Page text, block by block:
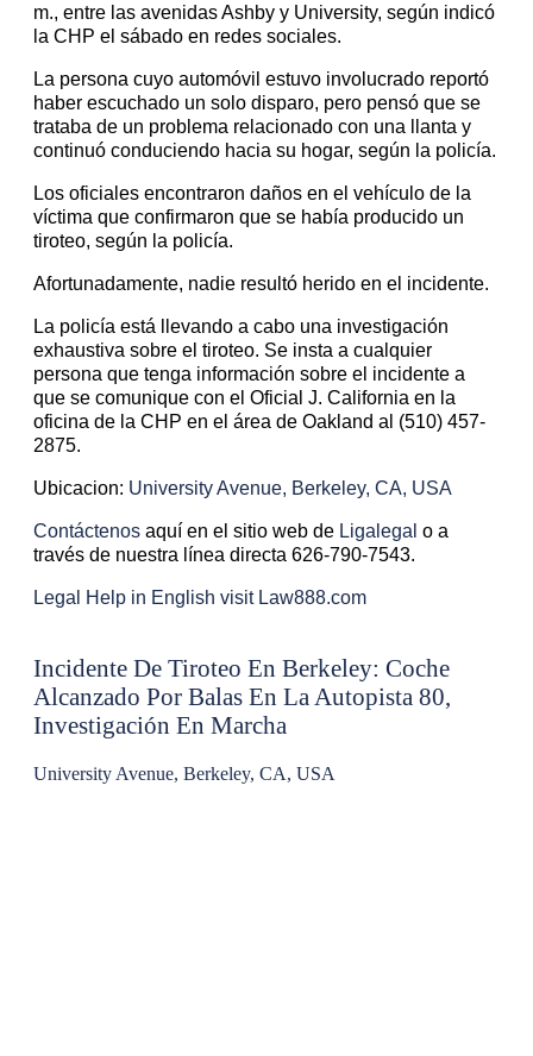
m., entre las avenidas Ashby y University, según indicó
la CHP el sábado en redes sociales.
La persona cuyo automóvil estuvo involucrado reportó
haber escuchado un solo disparo, pero pensó que se
trataba de un problema relacionado con una llanta y
continuó conduciendo hacia su hogar, según la policía.
Los oficiales encontraron daños en el vehículo de la
víctima que confirmaron que se había producido un
tiroteo, según la policía.
Afortunadamente, nadie resultó herido en el incidente.
La policía está llevando a cabo una investigación
exhaustiva sobre el tiroteo. Se insta a cualquier
persona que tenga información sobre el incidente a
que se comunique con el Oficial J. California en la
oficina de la CHP en el área de Oakland al (510) 457-
2875.
Ubicacion: University Avenue, Berkeley, CA, USA
Contáctenos aquí en el sitio web de Ligalegal o a
través de nuestra línea directa 626-790-7543.
Legal Help in English visit Law888.com
Incidente De Tiroteo En Berkeley: Coche
Alcanzado Por Balas En La Autopista 80,
Investigación En Marcha
University Avenue, Berkeley, CA, USA